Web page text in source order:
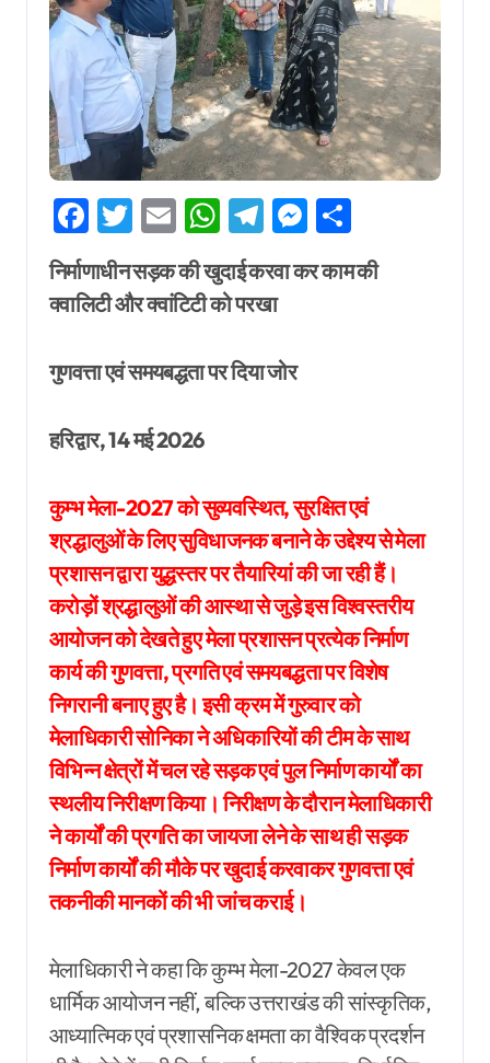
Facebook
Twitter
EmailWhatsApp
Telegram
Messenger
निर्माणाधीन सड़क की खुदाई करवा कर काम की
क्वालिटी और क्वांटिटी को परखा
गुणवत्ता एवं समयबद्धता पर दिया जोर
हरिद्वार, 14 मई 2026
कुम्भ मेला-2027 को सुव्यवस्थित, सुरक्षित एवं
श्रद्धालुओं के लिए सुविधाजनक बनाने के उद्देश्य से मेला
प्रशासन द्वारा युद्धस्तर पर तैयारियां की जा रही हैं।
करोड़ों श्रद्धालुओं की आस्था से जुड़े इस विश्वस्तरीय
आयोजन को देखते हुए मेला प्रशासन प्रत्येक निर्माण
कार्य की गुणवत्ता, प्रगति एवं समयबद्धता पर विशेष
निगरानी बनाए हुए है। इसी क्रम में गुरुवार को
मेलाधिकारी सोनिका ने अधिकारियों की टीम के साथ
विभिन्न क्षेत्रों में चल रहे सड़क एवं पुल निर्माण कार्यों का
स्थलीय निरीक्षण किया। निरीक्षण के दौरान मेलाधिकारी
ने कार्यों की प्रगति का जायजा लेने के साथ ही सड़क
निर्माण कार्यों की मौके पर खुदाई करवाकर गुणवत्ता एवं
तकनीकी मानकों की भी जांच कराई।
मेलाधिकारी ने कहा कि कुम्भ मेला-2027 केवल एक
धार्मिक आयोजन नहीं, बल्कि उत्तराखंड की सांस्कृतिक,
आध्यात्मिक एवं प्रशासनिक क्षमता का वैश्विक प्रदर्शन